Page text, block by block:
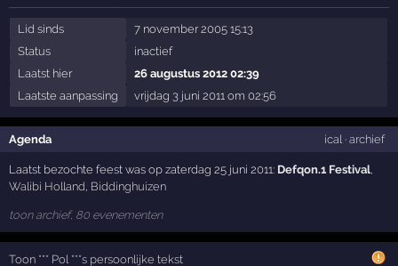
Lid sinds
7 november 2005 15:13
Status
inactief
Laatst hier
26 augustus 2012 02:39
Laatste aanpassing
vrijdag 3 juni 2011 om 02:56
Agenda ical· archief
Laatst bezochte feest was op zaterdag 25 juni 2011: Defqon.1 Festival,
Walibi Holland, Biddinghuizen
toon archief, 80 evenementen
Toon *** Pol ***s persoonlijke tekst